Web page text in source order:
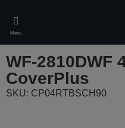
main
content
Menu
WF-2810DWF
CoverPlus
SKU: CP04RTBSCH90